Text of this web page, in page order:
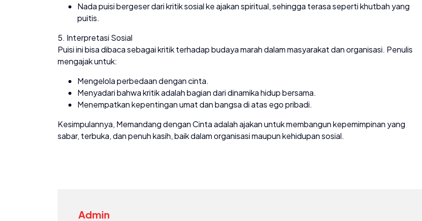
Nada puisi bergeser dari kritik sosial ke ajakan spiritual, sehingga terasa seperti khutbah yang
puitis.
5. Interpretasi Sosial
Puisi ini bisa dibaca sebagai kritik terhadap budaya marah dalam masyarakat dan organisasi. Penulis
mengajak untuk:
Mengelola perbedaan dengan cinta.
Menyadari bahwa kritik adalah bagian dari dinamika hidup bersama.
Menempatkan kepentingan umat dan bangsa di atas ego pribadi.
Kesimpulannya, Memandang dengan Cinta adalah ajakan untuk membangun kepemimpinan yang
sabar, terbuka, dan penuh kasih, baik dalam organisasi maupun kehidupan sosial.
Admin